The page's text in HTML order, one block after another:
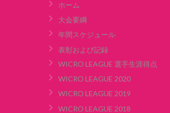
ホーム
大会要綱
年間スケジュール
表彰および記録
WICRO LEAGUE 選手生涯得点
WICRO LEAGUE 2020
WICRO LEAGUE 2019
WICRO LEAGUE 2018